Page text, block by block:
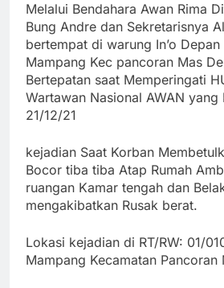
Melalui Bendahara Awan Rima
Bung Andre dan Sekretarisnya
bertempat di warung In’o Depan
Mampang Kec pancoran Mas
Bertepatan saat Memperingati
Wartawan Nasional AWAN yang
21/12/21
kejadian Saat Korban
Bocor tiba tiba Atap Rumah
ruangan Kamar tengah dan
mengakibatkan Rusak berat.
Lokasi kejadian di RT/RW: 01/
Mampang Kecamatan Pancoran